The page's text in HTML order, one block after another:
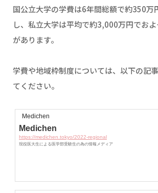
国公立大学の学費は6年間総額で約350万
し、私立大学は平均で約3,000万円でお
があります。
学費や地域枠制度については、以下の記
てください。
Medichen
Medichen
https://medichen.tokyo/2022-regional
現役医大生による医学部受験生の為の情報メディア